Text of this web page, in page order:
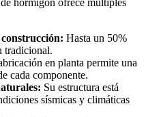
Hasta un 50%
tradicional.
en planta permite una
cada componente.
Su estructura está
sísmicas y climáticas